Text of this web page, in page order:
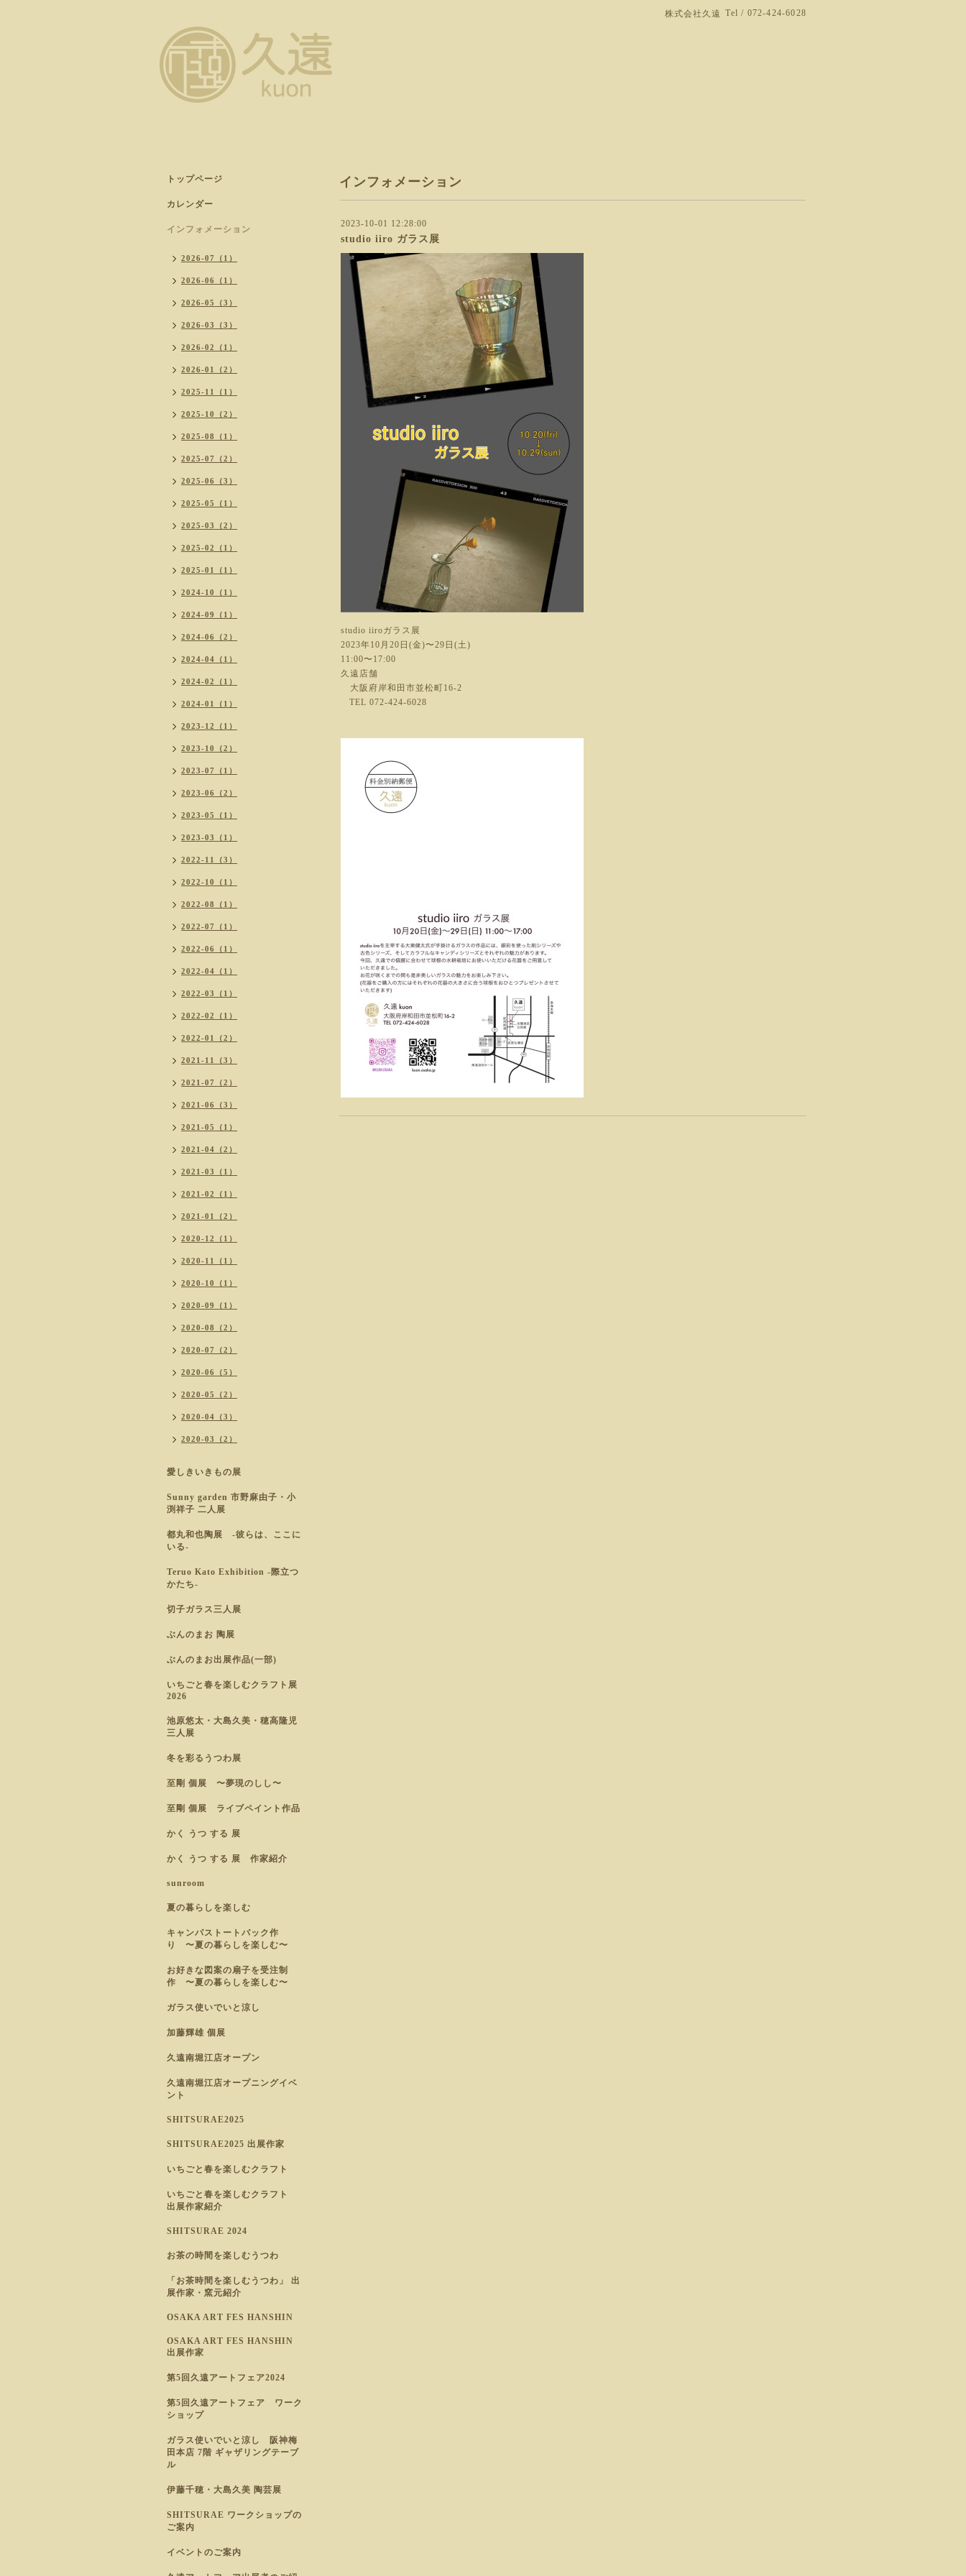
株式会社久遠 Tel / 072-424-6028
インフォメーション
2023-10-01 12:28:00
studio iiro ガラス展
studio iiroガラス展
2023年10月20日(金)〜29日(土)
11:00〜17:00
久遠店舗
大阪府岸和田市並松町16-2
TEL 072-424-6028
トップページ
カレンダー
インフォメーション
2026-07（1）
2026-06（1）
2026-05（3）
2026-03（3）
2026-02（1）
2026-01（2）
2025-11（1）
2025-10（2）
2025-08（1）
2025-07（2）
2025-06（3）
2025-05（1）
2025-03（2）
2025-02（1）
2025-01（1）
2024-10（1）
2024-09（1）
2024-06（2）
2024-04（1）
2024-02（1）
2024-01（1）
2023-12（1）
2023-10（2）
2023-07（1）
2023-06（2）
2023-05（1）
2023-03（1）
2022-11（3）
2022-10（1）
2022-08（1）
2022-07（1）
2022-06（1）
2022-04（1）
2022-03（1）
2022-02（1）
2022-01（2）
2021-11（3）
2021-07（2）
2021-06（3）
2021-05（1）
2021-04（2）
2021-03（1）
2021-02（1）
2021-01（2）
2020-12（1）
2020-11（1）
2020-10（1）
2020-09（1）
2020-08（2）
2020-07（2）
2020-06（5）
2020-05（2）
2020-04（3）
2020-03（2）
愛しきいきもの展
Sunny garden 市野麻由子・小
渕祥子 二人展
都丸和也陶展 -彼らは、ここに
いる-
Teruo Kato Exhibition -際立つ
かたち-
切子ガラス三人展
ぶんのまお 陶展
ぶんのまお出展作品(一部)
いちごと春を楽しむクラフト展
2026
池原悠太・大島久美・穂高隆児
三人展
冬を彩るうつわ展
至剛 個展 〜夢現のしし〜
至剛 個展 ライブペイント作品
かく うつ する 展
かく うつ する 展 作家紹介
sunroom
夏の暮らしを楽しむ
キャンパストートバック作
り 〜夏の暮らしを楽しむ〜
お好きな図案の扇子を受注制
作 〜夏の暮らしを楽しむ〜
ガラス使いでいと涼し
加藤輝雄 個展
久遠南堀江店オープン
久遠南堀江店オープニングイベ
ント
SHITSURAE2025
SHITSURAE2025 出展作家
いちごと春を楽しむクラフト
いちごと春を楽しむクラフト
出展作家紹介
SHITSURAE 2024
お茶の時間を楽しむうつわ
「お茶時間を楽しむうつわ」 出
展作家・窯元紹介
OSAKA ART FES HANSHIN
OSAKA ART FES HANSHIN
出展作家
第5回久遠アートフェア2024
第5回久遠アートフェア ワーク
ショップ
ガラス使いでいと涼し 阪神梅
田本店 7階 ギャザリングテーブ
ル
伊藤千穂・大島久美 陶芸展
SHITSURAE ワークショップの
ご案内
イベントのご案内